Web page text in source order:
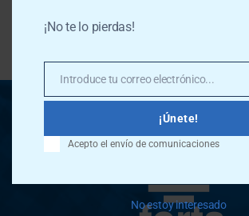
¡No te lo pierdas!
Email
Introduce tu correo electrónico...
¡Únete!
Acepto el envío de comunicaciones
No estoy interesado